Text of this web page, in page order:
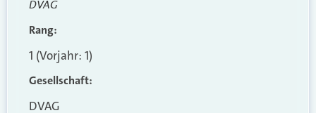
DVAG
Rang:
1 (Vorjahr: 1)
Gesellschaft:
DVAG